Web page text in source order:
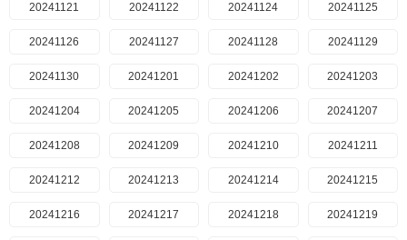
20241121 20241122 20241124 20241125
20241126 20241127 20241128 20241129
20241130 20241201 20241202 20241203
20241204 20241205 20241206 20241207
20241208 20241209 20241210 20241211
20241212 20241213 20241214 20241215
20241216 20241217 20241218 20241219